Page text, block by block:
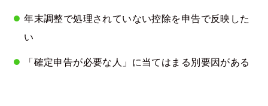
年末調整で処理されていない控除を申告で反映した
い
「確定申告が必要な人」に当てはまる別要因がある